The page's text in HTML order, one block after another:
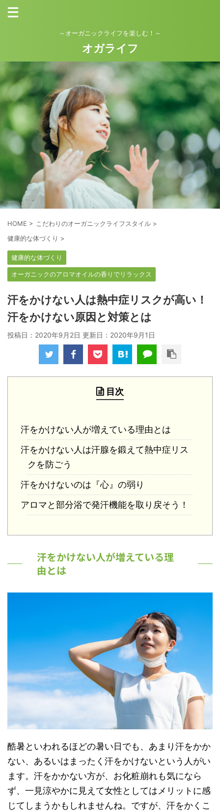
～オーガニックライフを楽しむ！～
オガライフ
HOME > こだわりのオーガニックライフスタイル >
健康的な体づくり >
健康的な体づくり
オーガニックのアロマオイルの香りでリラックス
汗をかけない人は熱中症リスクが高い！
汗をかけない原因と対策とは
投稿日：2020年9月2日 更新日： 2020年9月1日
目次
汗をかけない人が増えている理由とは
汗をかけない人は汗腺を鍛えて熱中症リス
クを防ごう
汗をかけないのは『心』の弱り
アロマと部分浴で発汗機能を取り戻そう！
汗をかけない人が増えている理
由とは
酷暑といわれるほどの暑い日でも、あまり汗をかか
ない、あるいはまったく汗をかけないという人がい
ます。汗をかかない方が、お化粧崩れも気になら
ず、一見涼やかに見えて女性としてはメリットに感
じてしまうかもしれませんね。ですが、汗をかくこ